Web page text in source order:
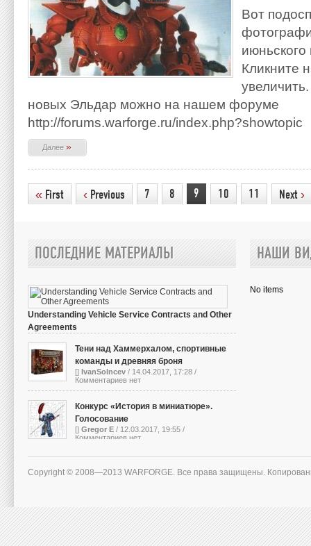
Вот
Кликните
новых Эльдар можно на нашем форуме
http://forums.warforge.ru/index.php?showtopic
Далее»
« First ‹ Previous 7 8 9 10 11 Next ›
ПОСЛЕДНИЕ МАТЕРИАЛЫ
Understanding Vehicle Service Contracts and Other
Agreements
Тени над Хаммерхалом, спортивные
команды и древняя броня
[] IvanSolncev / 14.04.2017, 17:28 /
Комментариев нет
Конкурс «История в миниатюре».
Голосование
[] Gregor E / 12.03.2017, 19:55 /
Комментариев нет
НАШИ
No items
Copyright © 2008—2013 WARFORGE. Все права защищены.